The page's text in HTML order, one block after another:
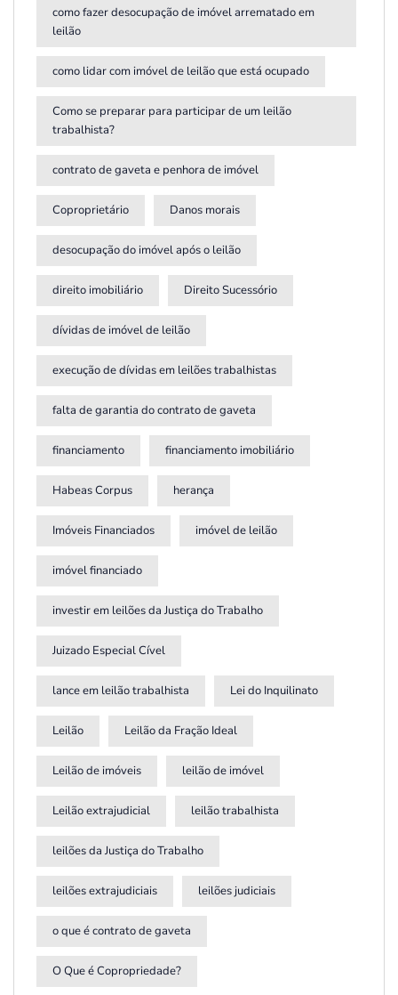
como fazer desocupação de imóvel arrematado em
leilão
como lidar com imóvel de leilão que está ocupado
Como se preparar para participar de um leilão
trabalhista?
contrato de gaveta e penhora de imóvel
Coproprietário Danos morais
desocupação do imóvel após o leilão
direito imobiliário Direito Sucessório
dívidas de imóvel de leilão
execução de dívidas em leilões trabalhistas
falta de garantia do contrato de gaveta
financiamento financiamento imobiliário
Habeas Corpus herança
Imóveis Financiados imóvel de leilão
imóvel financiado
investir em leilões da Justiça do Trabalho
Juizado Especial Cível
lance em leilão trabalhista Lei do Inquilinato
Leilão Leilão da Fração Ideal
Leilão de imóveis leilão de imóvel
Leilão extrajudicial leilão trabalhista
leilões da Justiça do Trabalho
leilões extrajudiciais leilões judiciais
o que é contrato de gaveta
O Que é Copropriedade?